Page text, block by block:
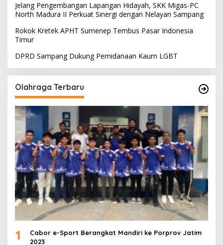
Jelang Pengembangan Lapangan Hidayah, SKK Migas-PC
North Madura II Perkuat Sinergi dengan Nelayan Sampang
Rokok Kretek APHT Sumenep Tembus Pasar Indonesia
Timur
DPRD Sampang Dukung Pemidanaan Kaum LGBT
Olahraga Terbaru
1
Cabor e-Sport Berangkat Mandiri ke Porprov Jatim
2023